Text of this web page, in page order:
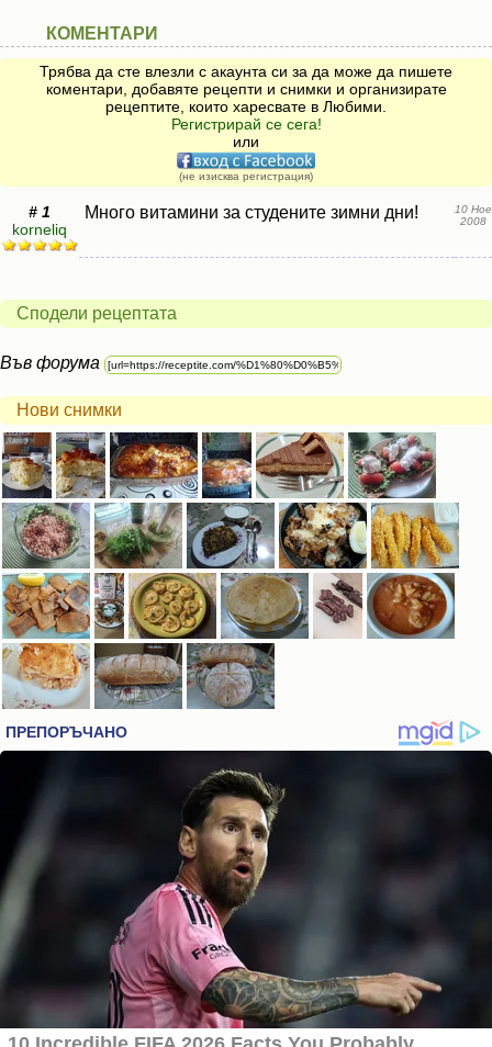
КОМЕНТАРИ
Трябва да сте влезли с акаунта си за да може да пишете
коментари, добавяте рецепти и снимки и организирате
рецептите, които харесвате в Любими.
Регистрирай се сега!
или
(не изисква регистрация)
# 1
korneliq
Много витамини за студените зимни дни!
10 Ное
2008
Сподели рецептата
Във форума
Нови снимки